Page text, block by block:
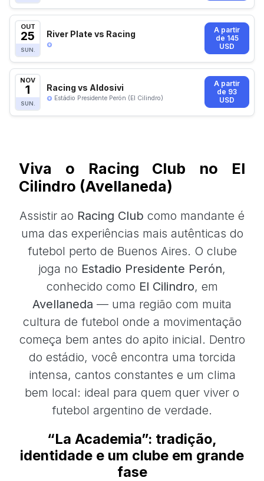
OUT
25
SUN.
River Plate vs Racing
A partir
de 145
USD
NOV
1
SUN.
Racing vs Aldosivi
Estádio Presidente Perón (El Cilindro)
A partir
de 93
USD
Viva o Racing Club no El
Cilindro (Avellaneda)
Assistir ao Racing Club como mandante é
uma das experiências mais autênticas do
futebol perto de Buenos Aires. O clube
joga no Estadio Presidente Perón,
conhecido como El Cilindro, em
Avellaneda — uma região com muita
cultura de futebol onde a movimentação
começa bem antes do apito inicial. Dentro
do estádio, você encontra uma torcida
intensa, cantos constantes e um clima
bem local: ideal para quem quer viver o
futebol argentino de verdade.
“La Academia”: tradição,
identidade e um clube em grande
fase